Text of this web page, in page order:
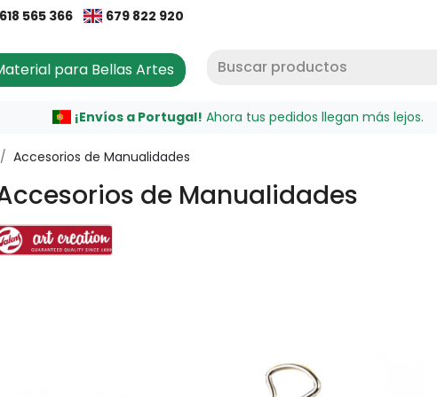
618 565 366 679 822 920
para Bellas Artes
¡Envíos a Portugal! Ahora tus pedidos llegan más lejos.
/ Accesorios de Manualidades
de Manualidades